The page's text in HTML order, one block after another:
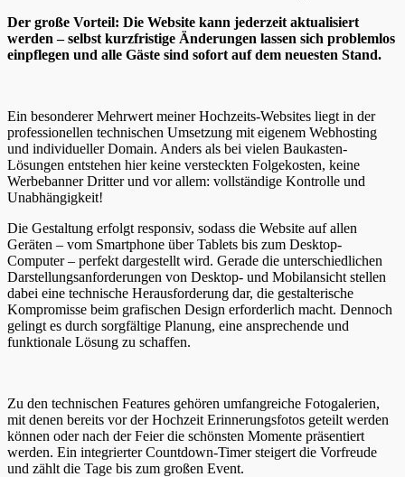
Der große Vorteil: Die Website kann jederzeit aktualisiert
werden – selbst kurzfristige Änderungen lassen sich problemlos
einpflegen und alle Gäste sind sofort auf dem neuesten Stand.
Ein besonderer Mehrwert meiner Hochzeits-Websites liegt in der
professionellen technischen Umsetzung mit eigenem Webhosting
und individueller Domain. Anders als bei vielen Baukasten-
Lösungen entstehen hier keine versteckten Folgekosten, keine
Werbebanner Dritter und vor allem: vollständige Kontrolle und
Unabhängigkeit!
Die Gestaltung erfolgt responsiv, sodass die Website auf allen
Geräten – vom Smartphone über Tablets bis zum Desktop-
Computer – perfekt dargestellt wird. Gerade die unterschiedlichen
Darstellungsanforderungen von Desktop- und Mobilansicht stellen
dabei eine technische Herausforderung dar, die gestalterische
Kompromisse beim grafischen Design erforderlich macht. Dennoch
gelingt es durch sorgfältige Planung, eine ansprechende und
funktionale Lösung zu schaffen.
Zu den technischen Features gehören umfangreiche Fotogalerien,
mit denen bereits vor der Hochzeit Erinnerungsfotos geteilt werden
können oder nach der Feier die schönsten Momente präsentiert
werden. Ein integrierter Countdown-Timer steigert die Vorfreude
und zählt die Tage bis zum großen Event.